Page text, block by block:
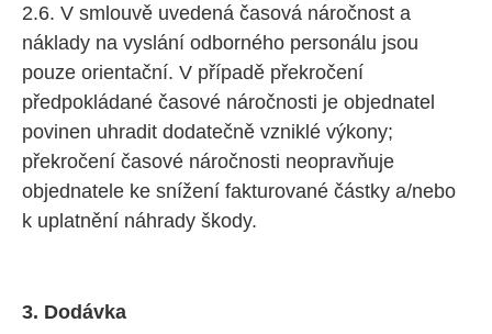
2.6. V smlouvě uvedená časová náročnost a
náklady na vyslání odborného personálu jsou
pouze orientační. V případě překročení
předpokládané časové náročnosti je objednatel
povinen uhradit dodatečně vzniklé výkony;
překročení časové náročnosti neopravňuje
objednatele ke snížení fakturované částky a/nebo
k uplatnění náhrady škody.
3. Dodávka